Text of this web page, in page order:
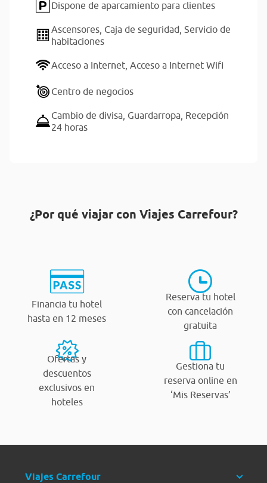
Dispone de aparcamiento para clientes
Ascensores, Caja de seguridad, Servicio de
habitaciones
Acceso a Internet, Acceso a Internet Wifi
Centro de negocios
Cambio de divisa, Guardarropa, Recepción
24 horas
¿Por qué viajar con Viajes Carrefour?
Financia tu hotel
hasta en 12 meses
Reserva tu hotel
con cancelación
gratuita
Ofertas y
descuentos
exclusivos en
hoteles
Gestiona tu
reserva online en
‘Mis Reservas’
Viajes Carrefour